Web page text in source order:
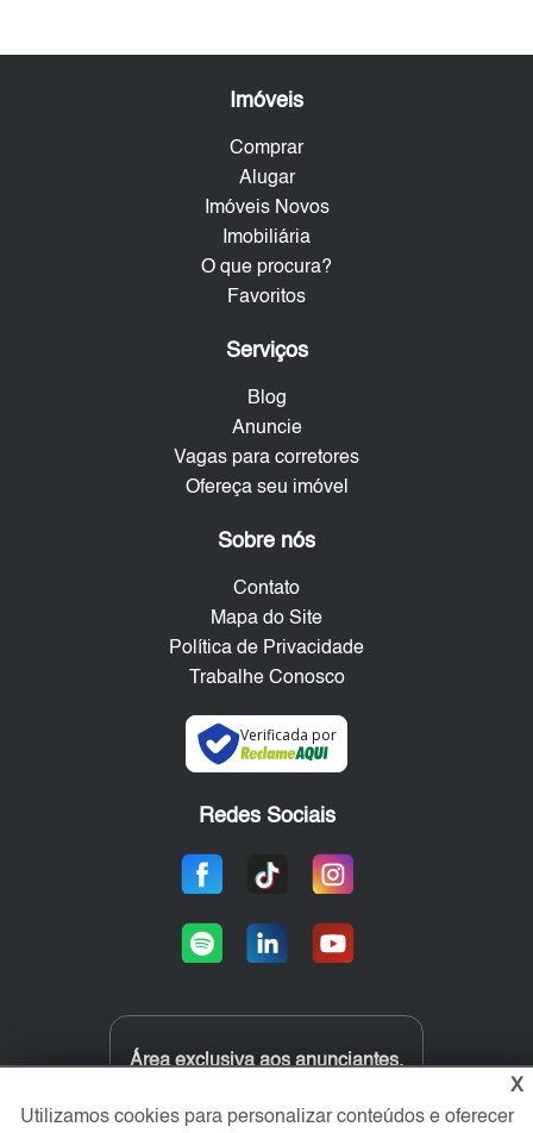
Imóveis
Comprar
Alugar
Imóveis Novos
Imobiliária
O que procura?
Favoritos
Serviços
Blog
Anuncie
Vagas para corretores
Ofereça seu imóvel
Sobre nós
Contato
Mapa do Site
Política de Privacidade
Trabalhe Conosco
Verificada por
Redes Sociais
Área exclusiva aos anunciantes,
X
Utilizamos cookies para personalizar conteúdos e oferecer